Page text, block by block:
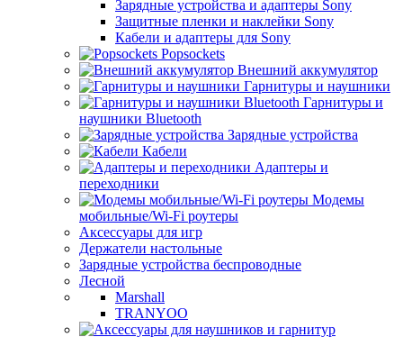
Зарядные устройства и адаптеры Sony
Защитные пленки и наклейки Sony
Кабели и адаптеры для Sony
Popsockets
Внешний аккумулятор
Гарнитуры и наушники
Гарнитуры и
наушники Bluetooth
Зарядные устройства
Кабели
Адаптеры и
переходники
Модемы
мобильные/Wi-Fi роутеры
Аксессуары для игр
Держатели настольные
Зарядные устройства беспроводные
Лесной
Marshall
TRANYOO